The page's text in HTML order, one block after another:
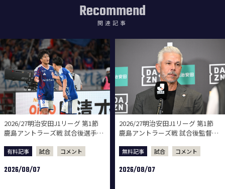
Recommend
関連記事
2026/27明治安田J1リーグ 第1節
鹿島アントラーズ戦 試合後選手コ
有料記事 試合 コメント
2026/08/07
2026/27明治安田J1リーグ 第1節
鹿島アントラーズ戦 試合後監督会
無料記事 試合 コメント
2026/08/07